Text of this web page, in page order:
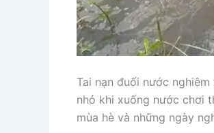
Tai nạn đuối nước
nhỏ khi xuống nước chơi
mùa hè và những ngày